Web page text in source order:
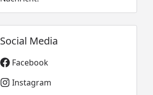
Social Media
Facebook
Instagram